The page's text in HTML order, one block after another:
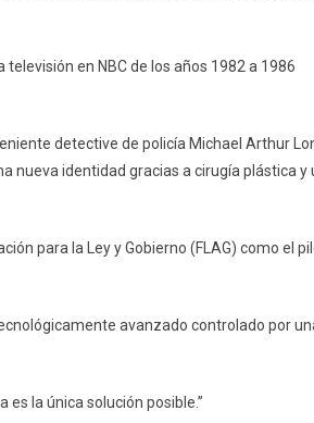
en NBC de los años 1982 a 1986
detective de policía Michael Arthur
nueva identidad gracias a cirugía plástica y
para la Ley y Gobierno (FLAG) como el
avanzado controlado por
es la única solución posible.”